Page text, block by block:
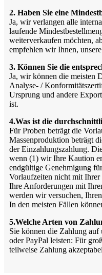
2. Haben Sie eine
Ja, wir verlangen alle
laufende
weiterverkaufen möchten,
empfehlen wir Ihnen,
3. Können Sie die
Ja, wir können die meisten
Analyse- /
Ursprung und andere
ist.
4.Was ist die
Für Proben beträgt die
Massenproduktion beträgt
der Einzahlungszahlung.
wenn (1) wir Ihre Kaution
endgültige Genehmigung
Vorlaufzeiten nicht mit
Ihre Anforderungen mit
werden wir versuchen,
In den meisten Fällen
5.Welche Arten von
Sie können die Zahlung
oder PayPal leisten: Für
teilweise Zahlung